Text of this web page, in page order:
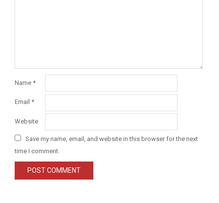
Name *
Email *
Website
Save my name, email, and website in this browser for the next
time I comment.